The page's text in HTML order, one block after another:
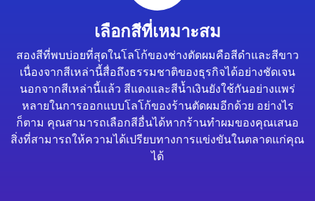
เลือกสีที่เหมาะสม
สองสีที่พบบ่อยที่สุดในโลโก้ของช่างตัดผมคือสีดำและสีขาว
เนื่องจากสีเหล่านี้สื่อถึงธรรมชาติของธุรกิจได้อย่างชัดเจน
นอกจากสีเหล่านี้แล้ว สีแดงและสีน้ำเงินยังใช้กันอย่างแพร่
หลายในการออกแบบโลโก้ของร้านตัดผมอีกด้วย อย่างไร
ก็ตาม คุณสามารถเลือกสีอื่นได้หากร้านทำผมของคุณเสนอ
สิ่งที่สามารถให้ความได้เปรียบทางการแข่งขันในตลาดแก่คุณ
ได้